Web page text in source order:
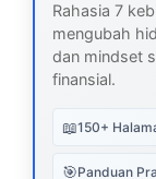
Rahasia 7
mengubah
dan mindset
finansial.
📖150+
🎯Panduan